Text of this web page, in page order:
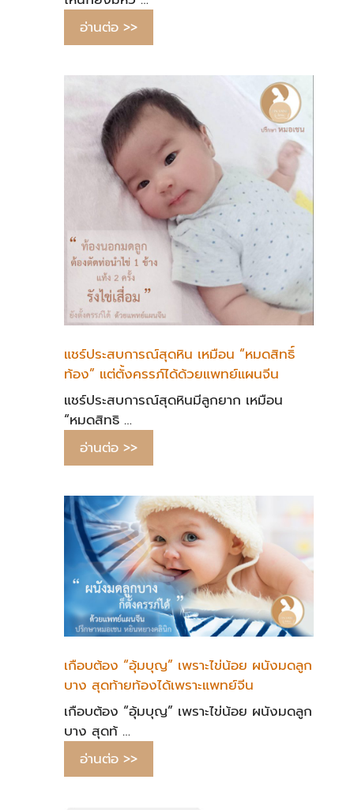
อ่านต่อ >>
แชร์ประสบการณ์สุดหิน เหมือน “หมดสิทธิ์
ท้อง” แต่ตั้งครรภ์ได้ด้วยแพทย์แผนจีน
แชร์ประสบการณ์สุดหินมีลูกยาก เหมือน
“หมดสิทธิ …
อ่านต่อ >>
เกือบต้อง “อุ้มบุญ” เพราะไข่น้อย ผนังมดลูก
บาง สุดท้ายท้องได้เพราะแพทย์จีน
เกือบต้อง “อุ้มบุญ” เพราะไข่น้อย ผนังมดลูก
บาง สุดท้ …
อ่านต่อ >>